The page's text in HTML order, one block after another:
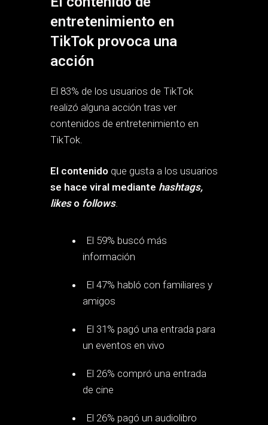
entretenimiento en
TikTok provoca una
acción
El 83% de los usuarios de TikTok
realizó alguna acción tras ver
contenidos de entretenimiento en
TikTok.
El contenido que gusta a los usuarios
se hace viral mediante hashtags,
likeso follows.
El 59% buscó más
información
El 47% habló con familiares y
amigos
El 31% pagó una entrada para
un eventos en vivo
El 26% compró una entrada
de cine
El 26% pagó un audiolibro